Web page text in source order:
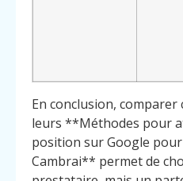
En conclusion, comparer
leurs **Méthodes pour
position sur Google pour
Cambrai** permet de